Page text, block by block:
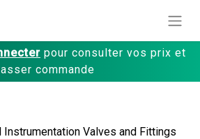
pour consulter vos prix et
commande
Instrumentation Valves and Fittings